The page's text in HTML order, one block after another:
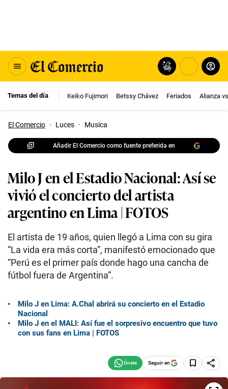
Temas del día Keiko Fujimori Betssy Chávez Feriados Alianza
El Comercio · Luces · Musica
Añadir El Comercio como fuente preferida en
Milo J en el Estadio Nacional: Así se
vivió el concierto del artista
argentino en Lima | FOTOS
El artista de 19 años, quien llegó a Lima con su gira
“La vida era más corta”, manifestó emocionado que
“Perú es el primer país donde hago una cancha de
fútbol fuera de Argentina”.
Milo J en Lima: A.Chal abrirá su concierto en el Estadio
Nacional
Milo J en el MALI: Así fue el sorpresivo encuentro que tuvo
con sus fans en Lima | FOTOS
Seguir en